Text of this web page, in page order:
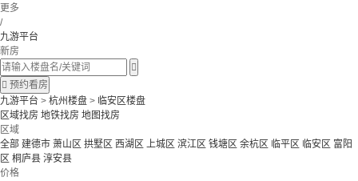
更多
/
九游平台
新房

 预约看房
九游平台 > 杭州楼盘 > 临安区楼盘
区域找房 地铁找房 地图找房
区域
全部 建德市 萧山区 拱墅区 西湖区 上城区 滨江区 钱塘区 余杭区 临平区 临安区 富阳
区 桐庐县 淳安县
价格